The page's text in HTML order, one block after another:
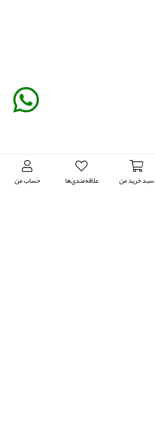
سبد خرید من علاقه‌مندی‌ها حساب من